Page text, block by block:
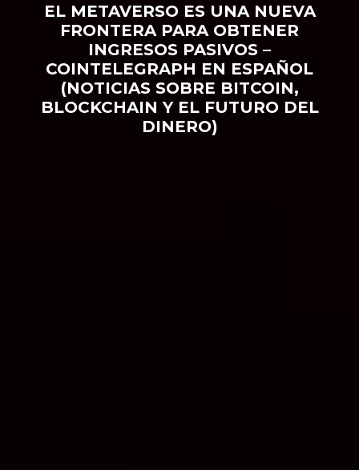
EL METAVERSO ES UNA NUEVA
FRONTERA PARA OBTENER
INGRESOS PASIVOS –
COINTELEGRAPH EN ESPAÑOL
(NOTICIAS SOBRE BITCOIN,
BLOCKCHAIN Y EL FUTURO DEL
DINERO)